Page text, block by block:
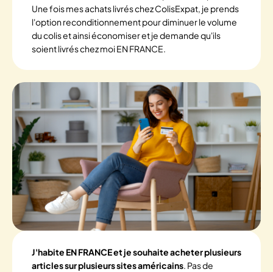
Une fois mes achats livrés chez ColisExpat, je prends
l'option reconditionnement pour diminuer le volume
du colis et ainsi économiser et je demande qu'ils
soient livrés chez moi EN FRANCE.
J'habite EN FRANCE et je souhaite acheter plusieurs
articles sur plusieurs sites américains. Pas de